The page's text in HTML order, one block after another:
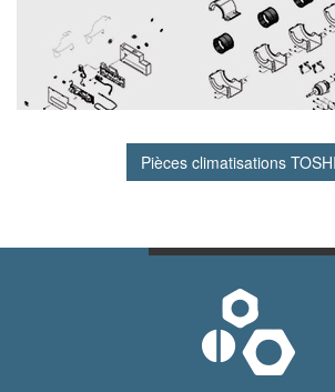
Pièces climatisations